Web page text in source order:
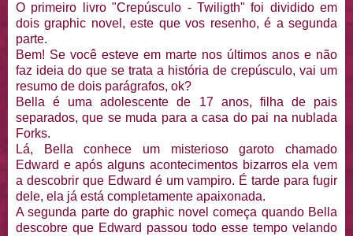
O primeiro livro "Crepúsculo - Twiligth" foi dividido em
dois graphic novel, este que vos resenho, é a segunda
parte.
Bem! Se você esteve em marte nos últimos anos e não
faz ideia do que se trata a história de crepúsculo, vai um
resumo de dois parágrafos, ok?
Bella é uma adolescente de 17 anos, filha de pais
separados, que se muda para a casa do pai na nublada
Forks.
Lá, Bella conhece um misterioso garoto chamado
Edward e após alguns acontecimentos bizarros ela vem
a descobrir que Edward é um vampiro. É tarde para fugir
dele, ela já está completamente apaixonada.
A segunda parte do graphic novel começa quando Bella
descobre que Edward passou todo esse tempo velando